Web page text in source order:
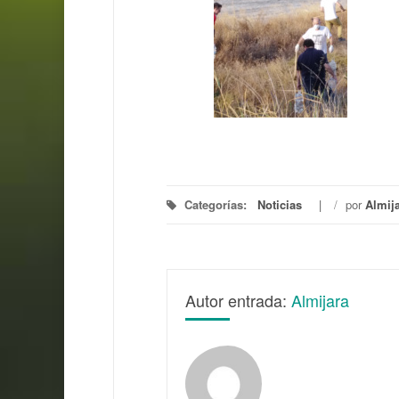
Categorías: Noticias / por
Autor entrada: Almijara